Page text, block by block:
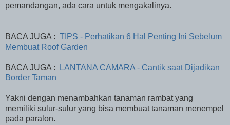
pemandangan, ada cara untuk mengakalinya.
BACA JUGA : TIPS - Perhatikan 6 Hal Penting Ini Sebelum
Membuat Roof Garden
BACA JUGA :
LANTANA CAMARA - Cantik saat Dijadikan
Border Taman
Yakni dengan menambahkan tanaman rambat yang
memiliki sulur-sulur yang bisa membuat tanaman menempel
pada paralon.